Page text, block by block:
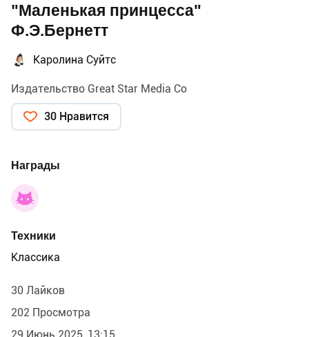
"Маленькая принцесса"
Ф.Э.Бернетт
Каролина Суйтс
Издательство Great Star Media Co
30 Нравится
Награды
Техники
Классика
30 Лайков
202 Просмотра